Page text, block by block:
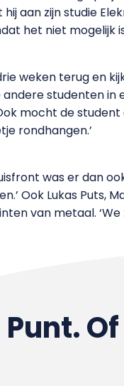
hij aan zijn studie
het niet
weken terug en
studenten in
mocht de
rondhangen.’
was er dan
Ook Lukas Puts,
van metaal.
Punt.